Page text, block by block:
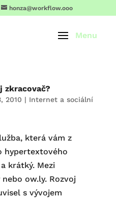
honza@workflow.ooo
zkracovač?
2010 | Internet a sociální
která vám z
hypertextového
krátký. Mezi
ow.ly. Rozvoj
s vývojem